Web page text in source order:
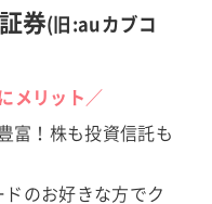
券(旧:auカブコ
メリット／
富！株も投資信託も
のお好きな方でク